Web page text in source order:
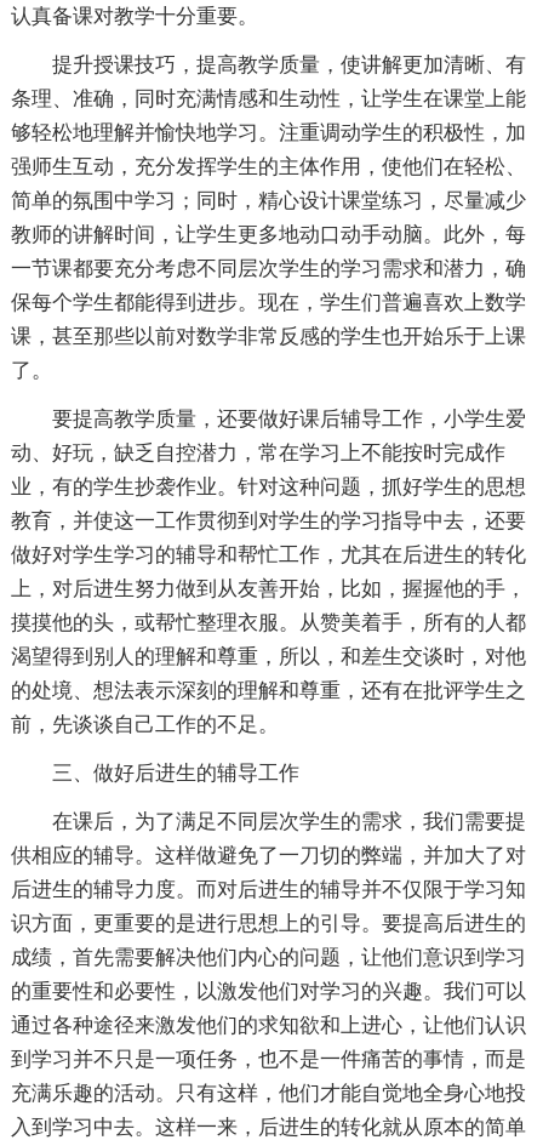
认真备课对教学十分重要。
提升授课技巧，提高教学质量，使讲解更加清晰、有
条理、准确，同时充满情感和生动性，让学生在课堂上能
够轻松地理解并愉快地学习。注重调动学生的积极性，加
强师生互动，充分发挥学生的主体作用，使他们在轻松、
简单的氛围中学习；同时，精心设计课堂练习，尽量减少
教师的讲解时间，让学生更多地动口动手动脑。此外，每
一节课都要充分考虑不同层次学生的学习需求和潜力，确
保每个学生都能得到进步。现在，学生们普遍喜欢上数学
课，甚至那些以前对数学非常反感的学生也开始乐于上课
了。
要提高教学质量，还要做好课后辅导工作，小学生爱
动、好玩，缺乏自控潜力，常在学习上不能按时完成作
业，有的学生抄袭作业。针对这种问题，抓好学生的思想
教育，并使这一工作贯彻到对学生的学习指导中去，还要
做好对学生学习的辅导和帮忙工作，尤其在后进生的转化
上，对后进生努力做到从友善开始，比如，握握他的手，
摸摸他的头，或帮忙整理衣服。从赞美着手，所有的人都
渴望得到别人的理解和尊重，所以，和差生交谈时，对他
的处境、想法表示深刻的理解和尊重，还有在批评学生之
前，先谈谈自己工作的不足。
三、做好后进生的辅导工作
在课后，为了满足不同层次学生的需求，我们需要提
供相应的辅导。这样做避免了一刀切的弊端，并加大了对
后进生的辅导力度。而对后进生的辅导并不仅限于学习知
识方面，更重要的是进行思想上的引导。要提高后进生的
成绩，首先需要解决他们内心的问题，让他们意识到学习
的重要性和必要性，以激发他们对学习的兴趣。我们可以
通过各种途径来激发他们的求知欲和上进心，让他们认识
到学习并不只是一项任务，也不是一件痛苦的事情，而是
充满乐趣的活动。只有这样，他们才能自觉地全身心地投
入到学习中去。这样一来，后进生的转化就从原本的简单